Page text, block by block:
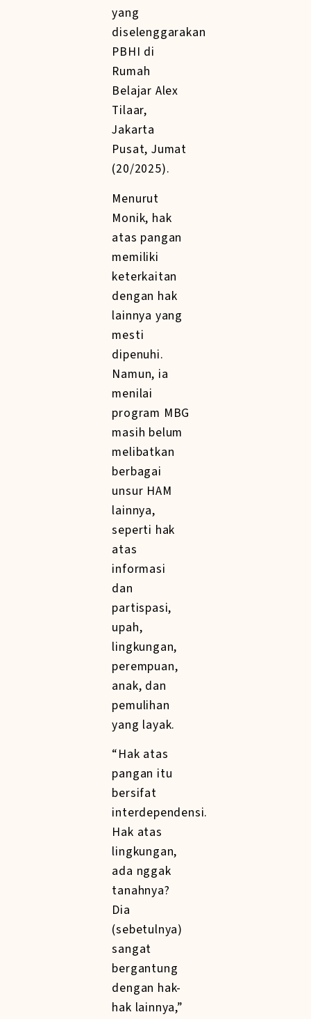
yang
diselenggarakan
PBHI di
Rumah
Belajar Alex
Tilaar,
Jakarta
Pusat, Jumat
(20/2025).
Menurut
Monik, hak
atas pangan
memiliki
keterkaitan
dengan hak
lainnya yang
mesti
dipenuhi.
Namun, ia
menilai
program MBG
masih belum
melibatkan
berbagai
unsur HAM
lainnya,
seperti hak
atas
informasi
dan
partispasi,
upah,
lingkungan,
perempuan,
anak, dan
pemulihan
yang layak.
“Hak atas
pangan itu
bersifat
interdependensi.
Hak atas
lingkungan,
ada nggak
tanahnya?
Dia
(sebetulnya)
sangat
bergantung
dengan hak-
hak lainnya,”